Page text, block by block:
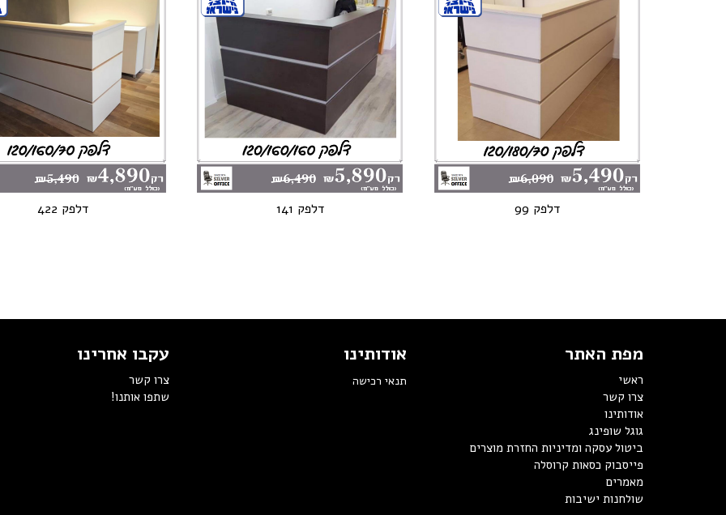
דלפק 99 דלפק 141 דלפק 422
מפת האתר
ראשי
צרו קשר
אודותינו
גוגל שופינג
ביטול עסקה ומדיניות החזרת מוצרים
פייסבוק כסאות קרוסלה
מאמרים
שולחנות ישיבות
אודותינו
תנאי רכישה
עקבו אחרינו
צרו קשר
שתפו אותנו!